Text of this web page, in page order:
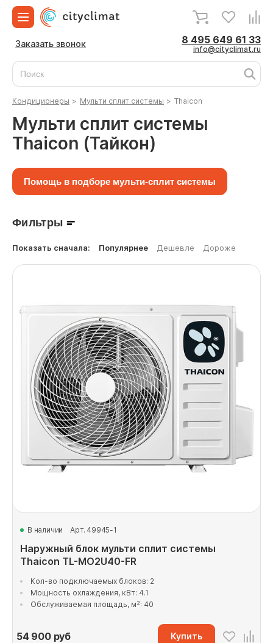
Заказать звонок 8 495 649 61 33
info@cityclimat.ru
Кондиционеры > Мульти сплит системы > Thaicon
Мульти сплит системы
Thaicon (Тайкон)
Помощь в подборе мульти-сплит системы
Фильтры
Показать сначала: Популярнее Дешевле Дороже
В наличии Арт. 49945-1
Наружный блок мульти сплит системы
Thaicon TL-MO2U40-FR
Кол-во подключаемых блоков: 2
Мощность охлаждения, кВт: 4.1
Обслуживаемая площадь, м²: 40
54 900руб Купить